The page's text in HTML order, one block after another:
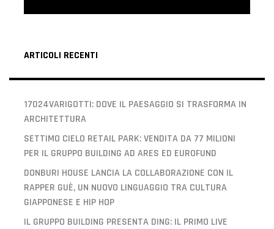
ARTICOLI RECENTI
17024VARIGOTTI: DOVE IL PAESAGGIO SI TRASFORMA IN
ARCHITETTURA
SETTIMO CIELO RETAIL PARK: VENDITA DA 77 MILIONI
PER IL GRUPPO BUILDING AD ARES ED EUROFUND
DONBURI HOUSE LANCIA LA COLLABORAZIONE CON IL
RAPPER GUÈ, UN NUOVO LINGUAGGIO TRA CULTURA
GIAPPONESE E HIP HOP
IL GRUPPO BUILDING PRESENTA DING: IL PRIMO LIVE